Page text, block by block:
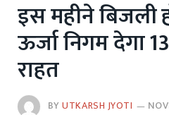
इस महीने बिजली
ऊर्जा निगम देगा
राहत
BYUTKARSH JYOTI